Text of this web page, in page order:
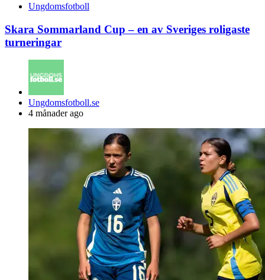
Ungdomsfotboll
Skara Sommarland Cup – en av Sveriges roligaste
turneringar
Posted
by
Ungdomsfotboll.se
4 månader ago